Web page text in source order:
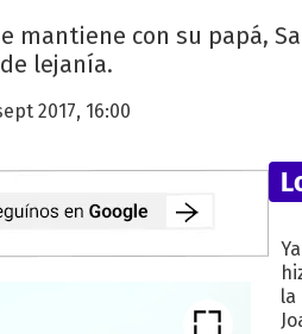
con su papá,
de lejanía.
2017, 16:00
la